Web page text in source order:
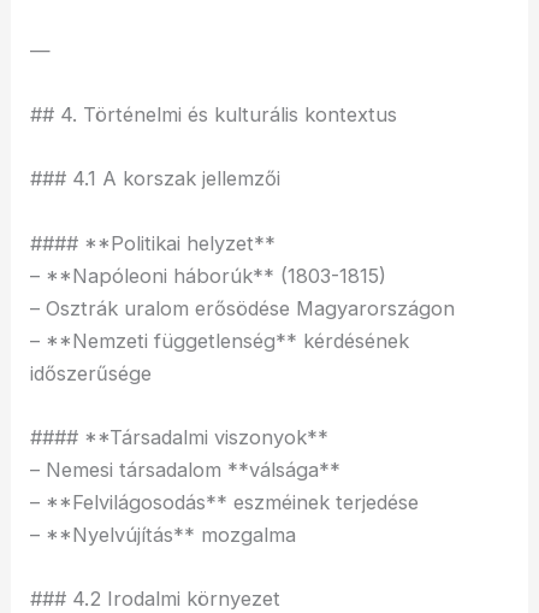
—
## 4. Történelmi és kulturális kontextus
### 4.1 A korszak jellemzői
#### **Politikai helyzet**
– **Napóleoni háborúk** (1803-1815)
– Osztrák uralom erősödése Magyarországon
– **Nemzeti függetlenség** kérdésének
időszerűsége
#### **Társadalmi viszonyok**
– Nemesi társadalom **válsága**
– **Felvilágosodás** eszméinek terjedése
– **Nyelvújítás** mozgalma
### 4.2 Irodalmi környezet